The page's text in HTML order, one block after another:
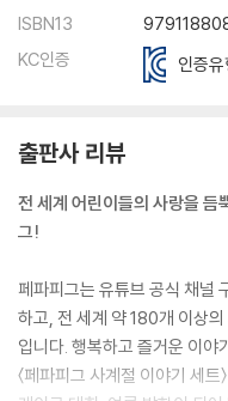
ISBN13
KC인증
인증
출판사 리뷰
전 세계 어린이들의 사랑을 듬
그!
페파피그는 유튜브 공식 채널
하고, 전 세계 약 180개 이상
입니다. 행복하고 즐거운 이야
〈페파피그 사계절 이야기 세